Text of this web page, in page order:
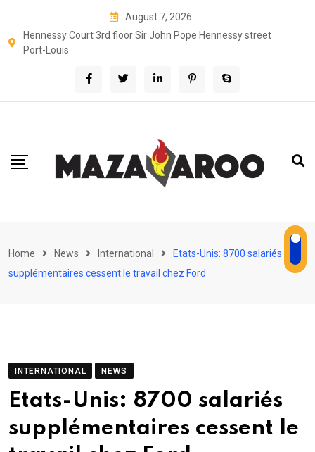
content
August 7, 2026
Hennessy Court 3rd floor Sir John Pope Hennessy street
Port-Louis
Home News International
Etats-Unis: 8700 salariés
supplémentaires cessent le travail chez Ford
INTERNATIONAL NEWS
Etats-Unis: 8700 salariés
supplémentaires cessent le